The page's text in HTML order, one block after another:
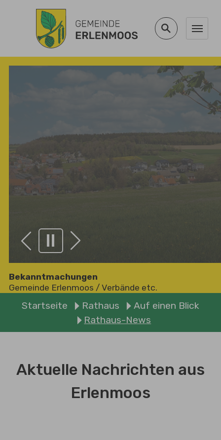
Zum Hauptinhalt springen
Zurück Weiter
Bekanntmachungen
Gemeinde Erlenmoos / Verbände etc.
Startseite Rathaus
Auf einen Blick
Rathaus-News
Aktuelle Nachrichten aus
Erlenmoos